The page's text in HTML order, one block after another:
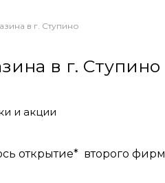
в г. Ступино
в г. Ступино
и акции
открытие* второго